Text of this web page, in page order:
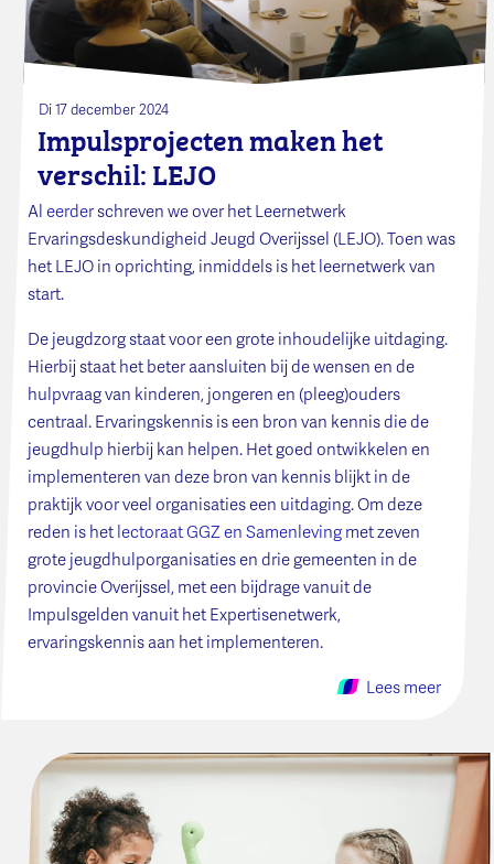
Di 17 december 2024
Impulsprojecten maken het
verschil: LEJO
Aleerderschreven we over het Leernetwerk
Ervaringsdeskundigheid Jeugd Overijssel (LEJO). Toen was
het LEJO in oprichting, inmiddels is het leernetwerk van
start.
De jeugdzorg staat voor een grote inhoudelijke uitdaging.
Hierbij staat het beter aansluiten bij de wensen en de
hulpvraag van kinderen, jongeren en (pleeg)ouders
centraal. Ervaringskennis is een bron van kennis die de
jeugdhulp hierbij kan helpen. Het goed ontwikkelen en
implementeren van deze bron van kennis blijkt in de
praktijk voor veel organisaties een uitdaging. Om deze
reden is het lectoraat GGZ en Samenleving met zeven
grote jeugdhulporganisaties en drie gemeenten in de
provincie Overijssel, met een bijdrage vanuit de
Impulsgelden vanuit het Expertisenetwerk,
ervaringskennis aan het implementeren.
Lees meer